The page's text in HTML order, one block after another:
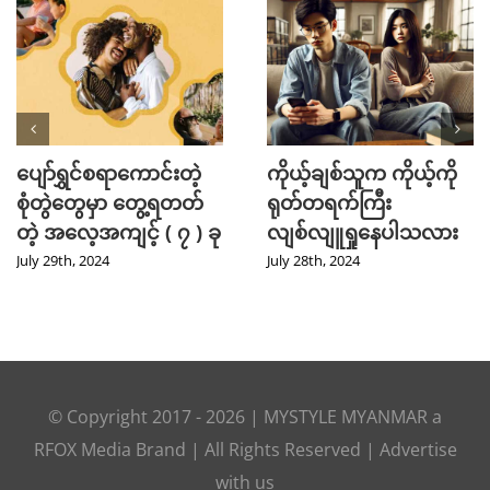
ပျော်ရွှင်စရာကောင်းတဲ့
စုံတွဲတွေမှာ တွေ့ရတတ်
တဲ့ အလေ့အကျင့် ( ၇ ) ခု
July 29th, 2024
ကိုယ့်ချစ်သူက ကိုယ့်ကို
ရုတ်တရက်ကြီး
လျစ်လျူရှုနေပါသလား
July 28th, 2024
© Copyright 2017 - 2026 | MYSTYLE MYANMAR a
RFOX Media Brand | All Rights Reserved | Advertise
with us